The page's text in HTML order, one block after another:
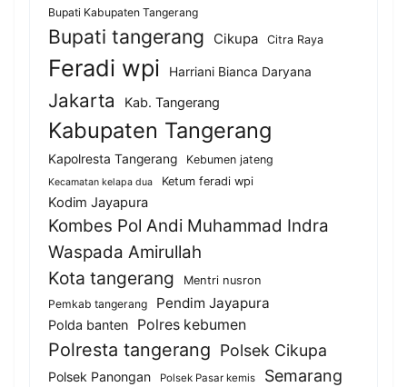
Bupati Kabupaten Tangerang
Bupati tangerang Cikupa Citra Raya
Feradi wpi Harriani Bianca Daryana
Jakarta Kab. Tangerang
Kabupaten Tangerang
Kapolresta Tangerang Kebumen jateng
Kecamatan kelapa dua Ketum feradi wpi
Kodim Jayapura
Kombes Pol Andi Muhammad Indra
Waspada Amirullah
Kota tangerang
Mentri nusron
Pemkab tangerang
Pendim Jayapura
Polda banten Polres kebumen
Polresta tangerang Polsek Cikupa
Polsek Panongan Polsek Pasar kemis Semarang